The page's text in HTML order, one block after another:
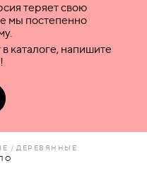
теряет свою
мы постепенно
каталоге, напишите
ДЕРЕВЯННЫЕ